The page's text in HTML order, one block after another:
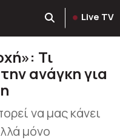
Live TV
Τι
ανάγκη για
να μας κάνει
μόνο